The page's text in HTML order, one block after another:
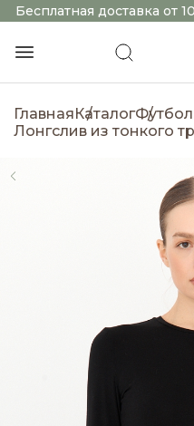
Бесплатная доставка от
ГлавнаяКаталог
Лонгслив из тонкого